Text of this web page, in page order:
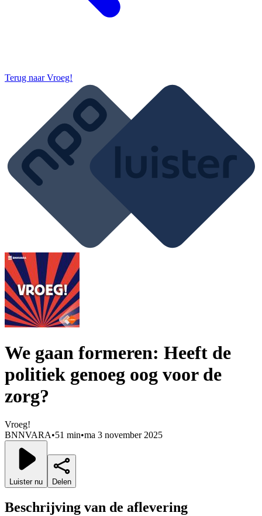
Terug naarVroeg!
We gaan formeren: Heeft de
politiek genoeg oog voor de
zorg?
Vroeg!
BNNVARA•51 min•ma 3 november 2025
Luister nu Delen
Beschrijving van de aflevering